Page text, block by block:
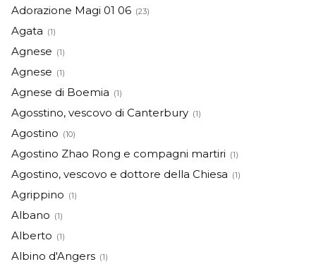
Adorazione Magi 01 06 (23)
Agata (1)
Agnese (1)
Agnese (1)
Agnese di Boemia (1)
Agosstino, vescovo di Canterbury (1)
Agostino (10)
Agostino Zhao Rong e compagni martiri (1)
Agostino, vescovo e dottore della Chiesa (1)
Agrippino (1)
Albano (1)
Alberto (1)
Albino d'Angers (1)